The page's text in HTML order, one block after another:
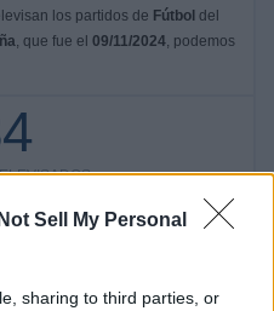
Sell My Personal
sharing to third parties, or
los partidos de Fútbol del
, que fue el 09/11/2024, podemos
100%